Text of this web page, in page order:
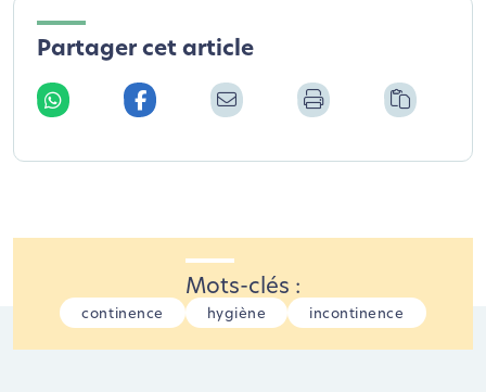
Partager cet article
Mots-clés :
continence hygiène incontinence